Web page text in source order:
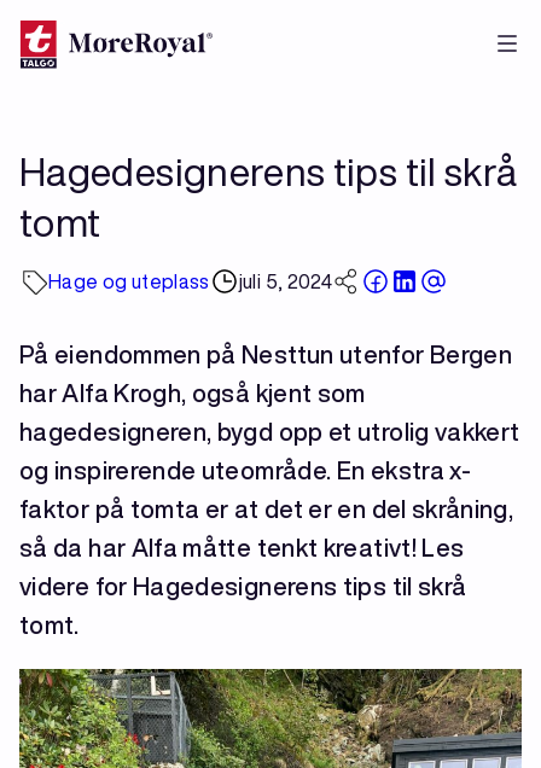
Hopp
Hagedesignerens tips til skrå
tomt
Hage og uteplass juli 5, 2024
På eiendommen på Nesttun utenfor Bergen
har Alfa Krogh, også kjent som
hagedesigneren, bygd opp et utrolig vakkert
og inspirerende uteområde. En ekstra x-
faktor på tomta er at det er en del skråning,
så da har Alfa måtte tenkt kreativt! Les
videre for Hagedesignerens tips til skrå
tomt.